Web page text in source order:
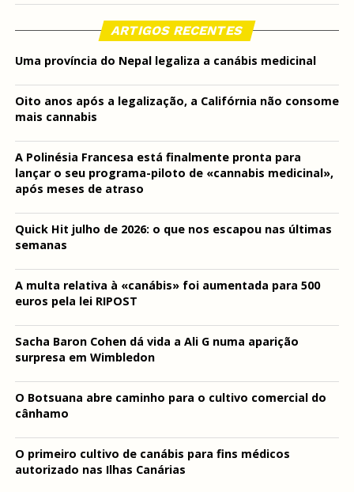
ARTIGOS RECENTES
Uma província do Nepal legaliza a canábis medicinal
Oito anos após a legalização, a Califórnia não consome
mais cannabis
A Polinésia Francesa está finalmente pronta para
lançar o seu programa-piloto de «cannabis medicinal»,
após meses de atraso
Quick Hit julho de 2026: o que nos escapou nas últimas
semanas
A multa relativa à «canábis» foi aumentada para 500
euros pela lei RIPOST
Sacha Baron Cohen dá vida a Ali G numa aparição
surpresa em Wimbledon
O Botsuana abre caminho para o cultivo comercial do
cânhamo
O primeiro cultivo de canábis para fins médicos
autorizado nas Ilhas Canárias